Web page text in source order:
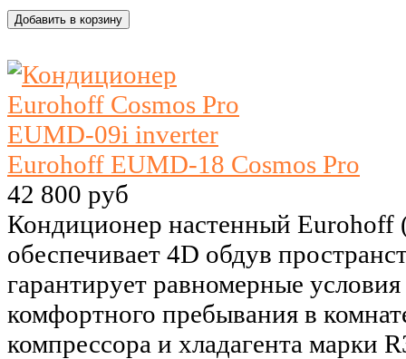
Eurohoff EUMD-18 Cosmos Pro
42 800 руб
Кондиционер настенный
обеспечивает 4D обдув
гарантирует равномерные
комфортного пребывания в
компрессора и хладагента марки